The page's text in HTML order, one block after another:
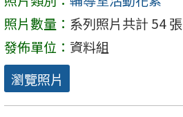
照片數量： 系列照片共計 54 張
發佈單位： 資料組
瀏覽照片